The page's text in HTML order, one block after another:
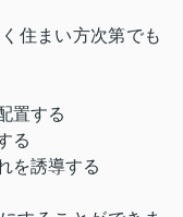
住まい方次第でも
置する
る
を誘導する